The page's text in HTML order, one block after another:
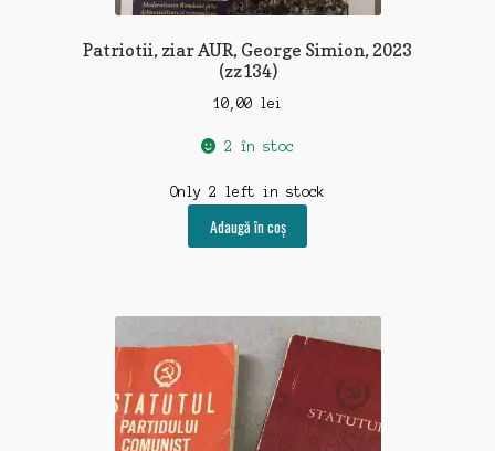
Patriotii, ziar AUR, George Simion, 2023
(zz134)
10,00 lei
2 în stoc
Only 2 left in stock
Adaugă în coș